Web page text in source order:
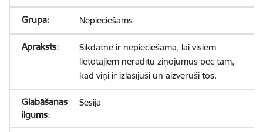
Nepieciešams
Sīkdatne ir nepieciešama, lai visiem
lietotājiem nerādītu ziņojumus pēc tam,
kad viņi ir izlasījuši un aizvēruši tos.
Sesija